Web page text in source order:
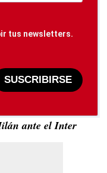
tus newsletters.
SUSCRIBIRSE
ante el Inter